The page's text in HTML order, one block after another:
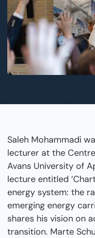
Saleh Mohammadi
lecturer at the
Avans University of
lecture entitled
energy system: the
emerging energy
shares his vision on
transition. Marte